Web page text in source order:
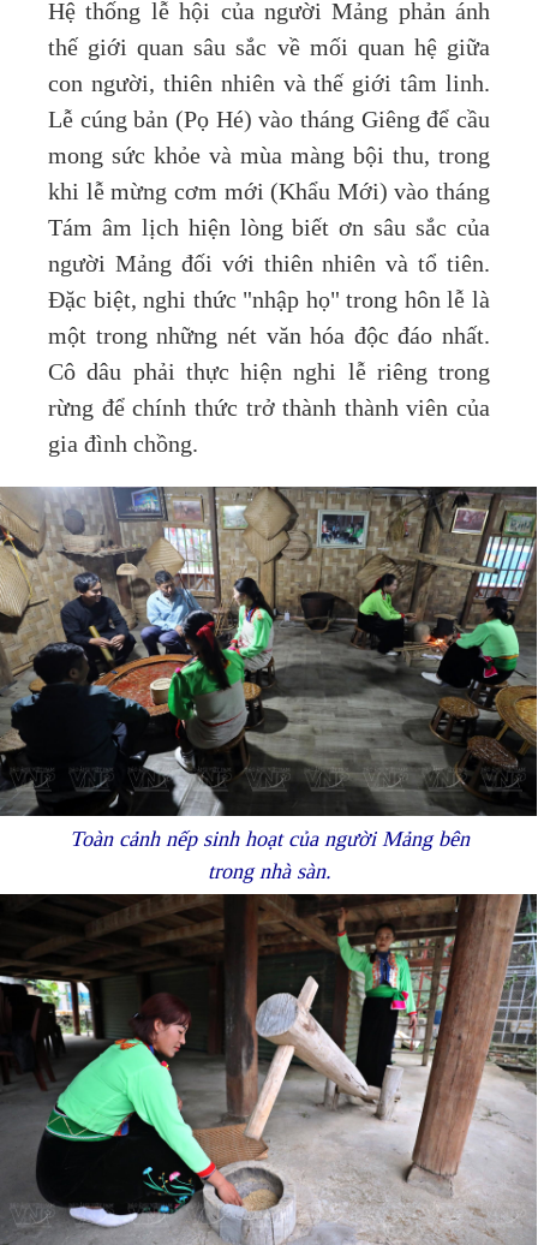
Hệ thống lễ hội của người Mảng phản ánh
thế giới quan sâu sắc về mối quan hệ giữa
con người, thiên nhiên và thế giới tâm linh.
Lễ cúng bản (Pọ Hé) vào tháng Giêng để cầu
mong sức khỏe và mùa màng bội thu, trong
khi lễ mừng cơm mới (Khẩu Mới) vào tháng
Tám âm lịch hiện lòng biết ơn sâu sắc của
người Mảng đối với thiên nhiên và tổ tiên.
Đặc biệt, nghi thức "nhập họ" trong hôn lễ là
một trong những nét văn hóa độc đáo nhất.
Cô dâu phải thực hiện nghi lễ riêng trong
rừng để chính thức trở thành thành viên của
gia đình chồng.
Toàn cảnh nếp sinh hoạt của người Mảng bên
trong nhà sàn.